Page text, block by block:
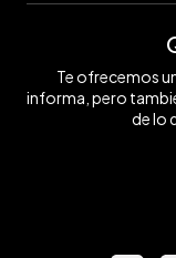
Te ofrecemos
informa, pero
de lo